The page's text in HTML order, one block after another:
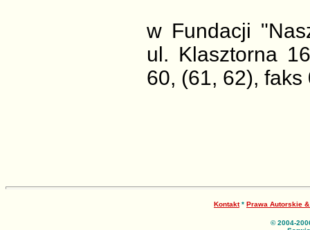
w Fundacji
ul. Klasztorna
60, (61, 62),
Kontakt* Prawa Autorskie &
© 2004-